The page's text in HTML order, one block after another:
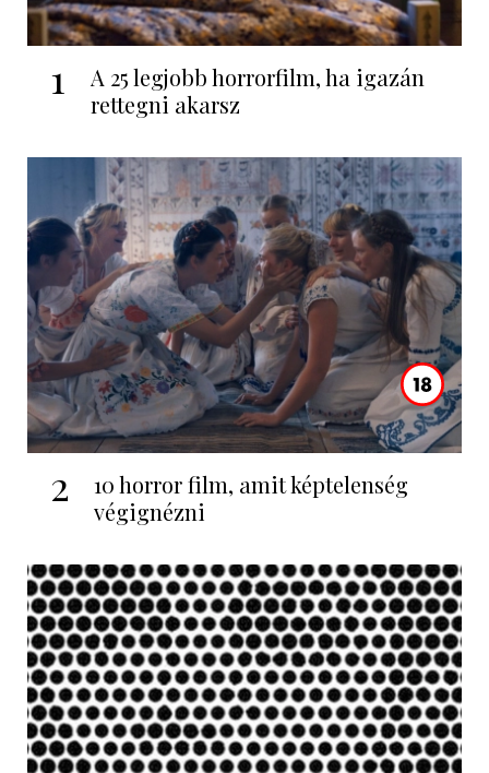
1
A 25 legjobb horrorfilm, ha igazán
rettegni akarsz
2
10 horror film, amit képtelenség
végignézni